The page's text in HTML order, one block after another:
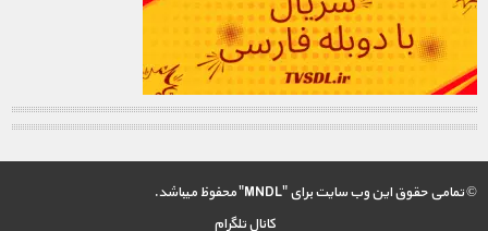
© تمامی حقوق این وب سایت برای "MNDL" محفوظ میباشد.
کانال تلگرام